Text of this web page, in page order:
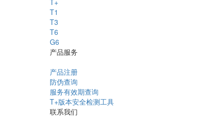
T1
T3
T6
G6
产品服务
产品注册
防伪查询
服务有效期查询
T+版本安全检测工具
联系我们